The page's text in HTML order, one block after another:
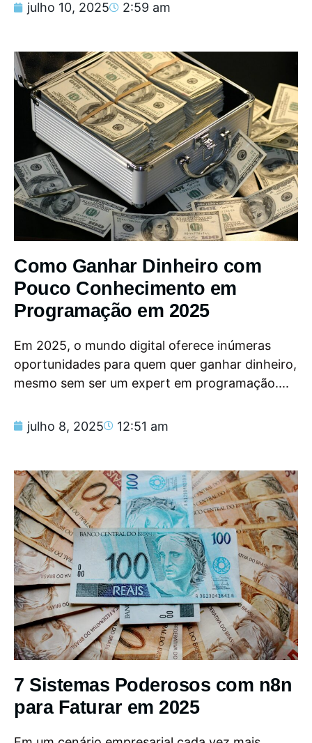
julho 10, 2025 2:59 am
Como Ganhar Dinheiro com
Pouco Conhecimento em
Programação em 2025
Em 2025, o mundo digital oferece inúmeras
oportunidades para quem quer ganhar dinheiro,
mesmo sem ser um expert em programação....
julho 8, 2025 12:51 am
7 Sistemas Poderosos com n8n
para Faturar em 2025